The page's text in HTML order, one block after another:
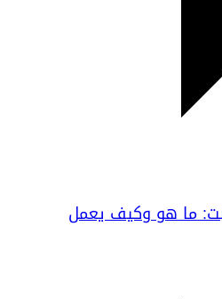
ما هو وكيف يعمل